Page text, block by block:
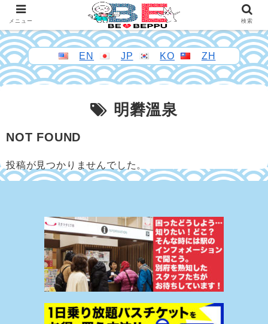
EN JP KO ZH
明礬溫泉
NOT FOUND
投稿が見つかりませんでした。
メニュー 検索